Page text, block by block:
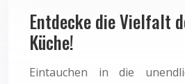
Entdecke die Vielfalt
Küche!
Eintauchen in die